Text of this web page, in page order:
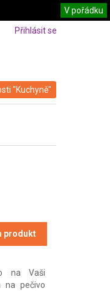
Přihlásit se
"Kuchyně"
produkt
na Vaši
na pečivo
V pořádku